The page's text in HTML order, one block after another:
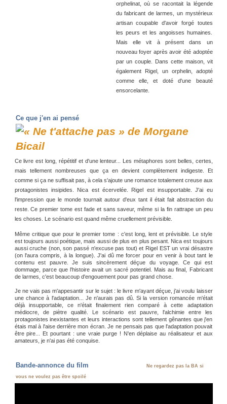
orphelinat, où se racontait la légende
du fabricant de larmes, un mystérieux
artisan coupable d'avoir forgé toutes
les peurs et les angoisses humaines.
Mais elle vit à présent dans un
nouveau foyer après avoir été adoptée
par un couple. Dans cette maison, vit
également Rigel, un orphelin, adopté
comme elle, et doté d'une beauté
ensorcelante.
Ce que j'en ai pensé
Ce livre est long, répétitif et d'une lenteur... Les métaphores sont belles, certes,
mais tellement nombreuses que ça en devient complètement indigeste. Et
comme si ça ne suffisait pas, à cela s'ajoute une romance totalement creuse aux
protagonistes insipides. Nica est écervelée. Rigel est insupportable. J'ai eu
l'impression que le monde tournait autour d'eux tant il était fait abstraction du
reste. Ce premier tome est fade et sans saveur, même si la fin rattrape un peu
les choses. Le scénario est quand même cruellement prévisible.
Même critique que pour le premier tome : c'est long, lent et prévisible. Le style
est toujours aussi poétique, mais aussi de plus en plus pesant. Nica est toujours
aussi cruche (non, son passé n'excuse pas tout) et Rigel EST un vrai désastre
(on l'aura compris, à la longue). J'ai dû me forcer pour en venir à bout tant le
contenu est pauvre. Je suis sincèrement déçue du voyage. Ce qui est
dommage, parce que l'histoire avait un sacré potentiel. Mais au final, Fabricant
de larmes, c'est beaucoup d'engouement pour pas grand chose.
Je ne vais pas m'appesantir sur le sujet : le livre m'ayant déçue, j'ai voulu laisser
une chance à l'adaptation... Je n'aurais pas dû. Si la version romancée m'était
déjà insupportable, ce n'était finalement rien comparé à cette adaptation
médiocre, de piètre qualité. Le scénario est pauvre, l'alchimie entre les
protagonistes inexistantes et leurs interactions sont tellement gênantes que j'en
étais mal à l'aise derrière mon écran. Je ne pensais pas que l'adaptation pouvait
être pire... Et pourtant : une vraie purge ! N'en déplaise au réalisateur et aux
amateurs, je n'ai pas été conquise.
Bande-annonce du film Ne regardez pas la BA si
vous ne voulez pas être spoilé